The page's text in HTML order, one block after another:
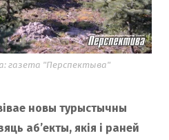
газета "Перспектыва"
новы турыстычны
аб’екты, якія і раней